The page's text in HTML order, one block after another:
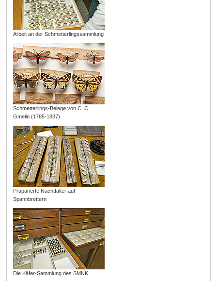
Arbeit an der Schmetterlingssammlung
Schmetterlings-Belege von C. C.
Gmelin (1785-1837)
Präparierte Nachtfalter auf
Spannbrettern
Die Käfer-Sammlung des SMNK